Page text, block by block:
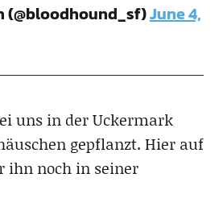
(@bloodhound_sf)June 4,
uns in der Uckermark
gepflanzt. Hier auf
ihn noch in seiner